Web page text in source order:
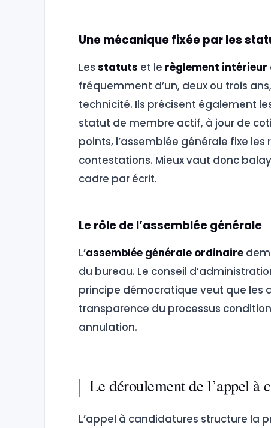
Une mécanique fixée par les
Les statuts et le règlement intérieur
fréquemment d’un, deux ou trois
technicité. Ils précisent également
statut de membre actif, à jour de
points, l’assemblée générale fixe
contestations. Mieux vaut donc
cadre par écrit.
Le rôle de l’assemblée générale
L’assemblée générale ordinaire
du bureau. Le conseil
principe démocratique veut que les
transparence du processus
annulation.
Le déroulement de l’appel à
L’appel à candidatures structure la